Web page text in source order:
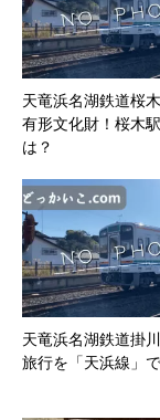
天竜浜名湖鉄道桜
有形文化財！桜木
は？
天竜浜名湖鉄道掛
旅行を「天浜線」